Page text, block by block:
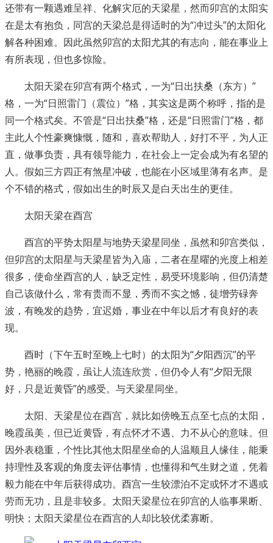
还带有一颗遇难呈祥、化解灾厄的天梁星，然而卯宫的太阳实
在是太有抱负，同宫的天梁总是得适时的为“冲过头”的太阳化
解各种困难。因此虽然卯宫的太阳尤其的有志向，能在事业上
有所表现，但也多惊险。
太阳天梁在卯宫有两个格式，一为“日出扶桑（东方）”
格，一为“日照雷门（震位）”格，其实这是两个称呼，指的是
同一个格式矣。不管是“日出扶桑”格，还是“日照雷门”格，都
主此人个性豪爽慷慨，随和，喜欢帮助人，好打不平，为人正
直，做事负责，具有领导能力，在社会上一定会成为有名望的
人。假如三方四正有煞星冲破，也能在小区域里薄有名声。是
个不错的格式，假如出生的时辰又是白天出生的更佳。
太阳天梁在酉宫
酉宫的平势太阳星与地势天梁星同坐，虽然和卯宫类似，
但卯宫的太阳星与天梁星皆为入庙，二者在星曜的光度上相差
很多，使命坐酉宫的人，缺乏定性，易受环境影响，但仍清楚
自己该做什么，常有贵而不显，秀而不实之憾，徒增劳碌奔
波，有晚发的趋势，宜迟婚，事业在中年以后才有良好的表
现。
酉时（下午五时至晚上七时）的太阳为“夕阳西沉”的平
势，艳丽的晚霞，虽让人流连欣赏，但仍令人有“夕阳无限
好，只是近黄昏”的感受。与天梁星同坐。
太阳、天梁星位在酉宫，就比如傍晚五点至七点的太阳，
晚霞虽美，但已近黄昏，有点怀才不遇、力不从心的意味。但
因外表稳重，个性比其他太阳星坐命的人温顺且人缘佳，能秉
持理性及客观的角度去评估事情，也懂得和气生财之道，凭着
毅力能在中年后获得成功。酉宫一生较漂泊不定或怀才不遇或
劳而无功，且是非较多。太阳天梁星位在卯宫的人临事果断、
明快；太阳天梁星位在酉宫的人却比较优柔寡断。